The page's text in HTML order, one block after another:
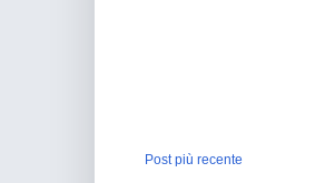
Post più recente